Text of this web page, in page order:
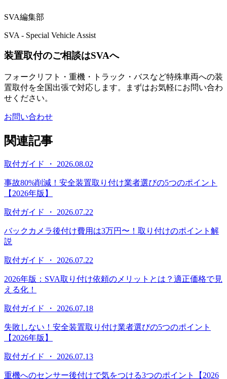
SVA編集部
SVA - Special Vehicle Assist
装置取付のご相談はSVAへ
フォークリフト・重機・トラック・バスなど特殊車両への装
置取付を全国出張で対応します。まずはお気軽にお問い合わ
せください。
お問い合わせ
関連記事
取付ガイド ・ 2026.08.02
事故80%削減！安全装置取り付け業者選びの5つのポイント
【2026年版】
取付ガイド ・ 2026.07.22
バックカメラ後付け費用は3万円〜！取り付けのポイント解
説
取付ガイド ・ 2026.07.22
2026年版：SVA取り付け依頼のメリットとは？適正価格で見
える化！
取付ガイド ・ 2026.07.18
失敗しない！安全装置取り付け業者選びの5つのポイント
【2026年版】
取付ガイド ・ 2026.07.13
重機へのセンサー後付けで気をつける3つのポイント【2026